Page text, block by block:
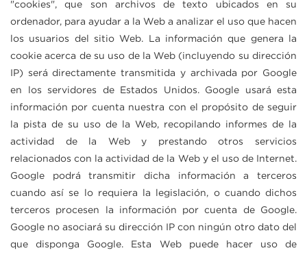
"cookies", que son archivos de texto ubicados en su
ordenador, para ayudar a la Web a analizar el uso que hacen
los usuarios del sitio Web. La información que genera la
cookie acerca de su uso de la Web (incluyendo su dirección
IP) será directamente transmitida y archivada por Google
en los servidores de Estados Unidos. Google usará esta
información por cuenta nuestra con el propósito de seguir
la pista de su uso de la Web, recopilando informes de la
actividad de la Web y prestando otros servicios
relacionados con la actividad de la Web y el uso de Internet.
Google podrá transmitir dicha información a terceros
cuando así se lo requiera la legislación, o cuando dichos
terceros procesen la información por cuenta de Google.
Google no asociará su dirección IP con ningún otro dato del
que disponga Google. Esta Web puede hacer uso de